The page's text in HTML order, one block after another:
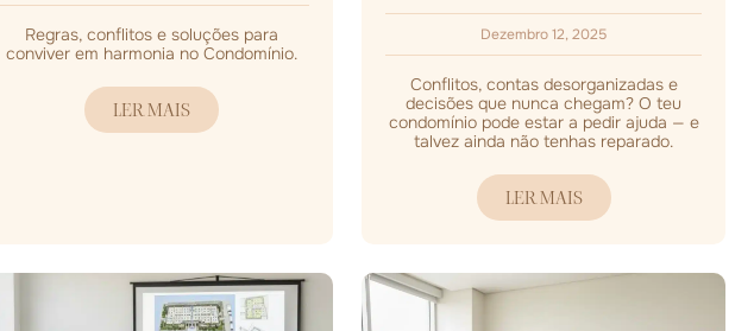
Regras, conflitos e soluções para
conviver em harmonia no Condomínio.
LER MAIS
Dezembro 12, 2025
Conflitos, contas desorganizadas e
decisões que nunca chegam? O teu
condomínio pode estar a pedir ajuda — e
talvez ainda não tenhas reparado.
LER MAIS